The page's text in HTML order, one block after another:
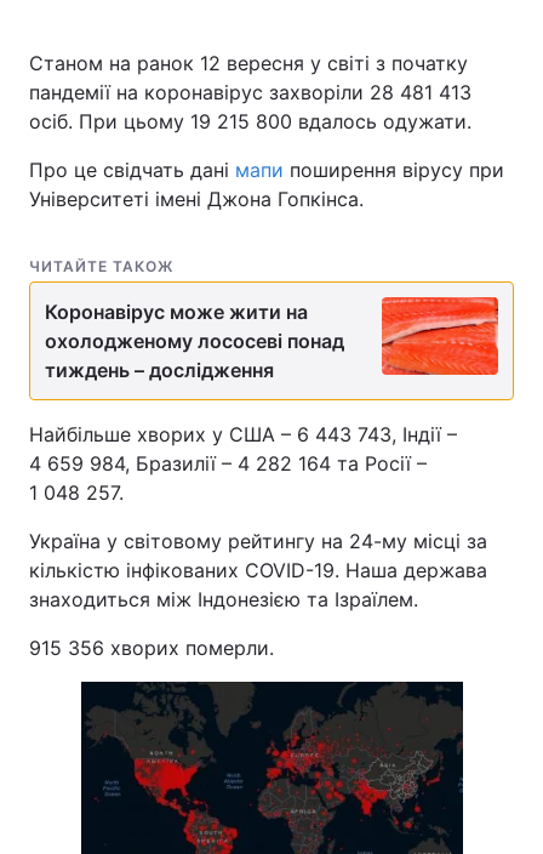
Станом на ранок 12 вересня у світі з початку
пандемії на коронавірус захворіли 28 481 413
осіб. При цьому 19 215 800 вдалось одужати.
Про це свідчать дані мапи поширення вірусу при
Університеті імені Джона Гопкінса.
ЧИТАЙТЕ ТАКОЖ
Коронавірус може жити на
охолодженому лососеві понад
тиждень – дослідження
Найбільше хворих у США – 6 443 743, Індії –
4 659 984, Бразилії – 4 282 164 та Росії –
1 048 257.
Україна у світовому рейтингу на 24-му місці за
кількістю інфікованих COVID-19. Наша держава
знаходиться між Індонезією та Ізраїлем.
915 356 хворих померли.